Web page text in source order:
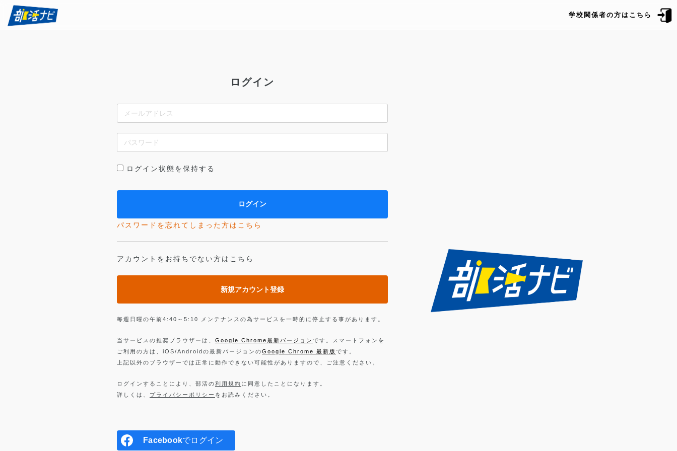
学校関係者の方はこちら
ログイン
ログイン状態を保持する
パスワードを忘れてしまった方はこちら
アカウントをお持ちでない方はこちら
新規アカウント登録
毎週日曜の午前4:40～5:10 メンテナンスの為サービスを一時的に停止する事があります。
当サービスの推奨ブラウザーは、 Google Chrome最新バージョン です。スマートフォンを
ご利用の方は、iOS/Androidの最新バージョンのGoogle Chrome 最新版 です。
上記以外のブラウザーでは正常に動作できない可能性がありますので、ご注意ください。
ログインすることにより、部活の利用規約 に同意したことになります。
詳しくは、 プライバシーポリシー をお読みください。
Facebookでログイン